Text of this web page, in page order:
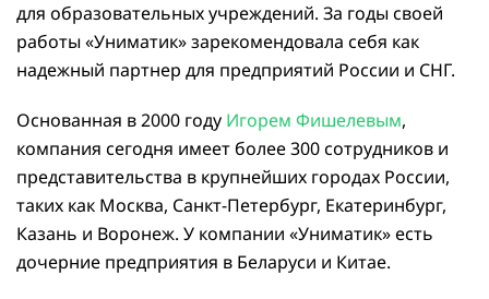
для образовательных учреждений. За годы своей
работы «Униматик» зарекомендовала себя как
надежный партнер для предприятий России и СНГ.
Основанная в 2000 году Игорем Фишелевым,
компания сегодня имеет более 300 сотрудников и
представительства в крупнейших городах России,
таких как Москва, Санкт-Петербург, Екатеринбург,
Казань и Воронеж. У компании «Униматик» есть
дочерние предприятия в Беларуси и Китае.